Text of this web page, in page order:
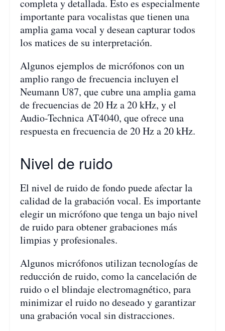
completa y detallada. Esto es especialmente
importante para vocalistas que tienen una
amplia gama vocal y desean capturar todos
los matices de su interpretación.
Algunos ejemplos de micrófonos con un
amplio rango de frecuencia incluyen el
Neumann U87, que cubre una amplia gama
de frecuencias de 20 Hz a 20 kHz, y el
Audio-Technica AT4040, que ofrece una
respuesta en frecuencia de 20 Hz a 20 kHz.
Nivel de ruido
El nivel de ruido de fondo puede afectar la
calidad de la grabación vocal. Es importante
elegir un micrófono que tenga un bajo nivel
de ruido para obtener grabaciones más
limpias y profesionales.
Algunos micrófonos utilizan tecnologías de
reducción de ruido, como la cancelación de
ruido o el blindaje electromagnético, para
minimizar el ruido no deseado y garantizar
una grabación vocal sin distracciones.